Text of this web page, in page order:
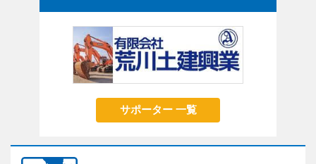
サポーター 一覧